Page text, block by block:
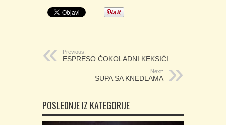
Previous:
ESPRESO ČOKOLADNI KEKSIĆI
Next:
SUPA SA KNEDLAMA
POSLEDNJE IZ KATEGORIJE